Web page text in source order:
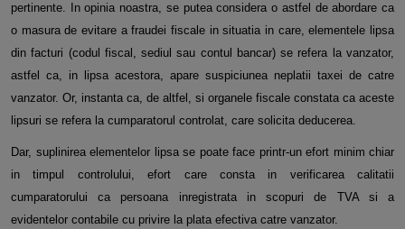
pertinente. In opinia noastra, se putea considera o astfel de abordare ca
o masura de evitare a fraudei fiscale in situatia in care, elementele lipsa
din facturi (codul fiscal, sediul sau contul bancar) se refera la vanzator,
astfel ca, in lipsa acestora, apare suspiciunea neplatii taxei de catre
vanzator. Or, instanta ca, de altfel, si organele fiscale constata ca aceste
lipsuri se refera la cumparatorul controlat, care solicita deducerea.
Dar, suplinirea elementelor lipsa se poate face printr-un efort minim chiar
in timpul controlului, efort care consta in verificarea calitatii
cumparatorului ca persoana inregistrata in scopuri de TVA si a
evidentelor contabile cu privire la plata efectiva catre vanzator.